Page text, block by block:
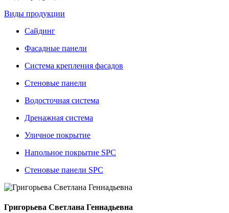
Виды продукции
Сайдинг
Фасадные панели
Система крепления фасадов
Стеновые панели
Водосточная система
Дренажная система
Уличное покрытие
Напольное покрытие SPC
Стеновые панели SPC
Григорьева Светлана Геннадьевна